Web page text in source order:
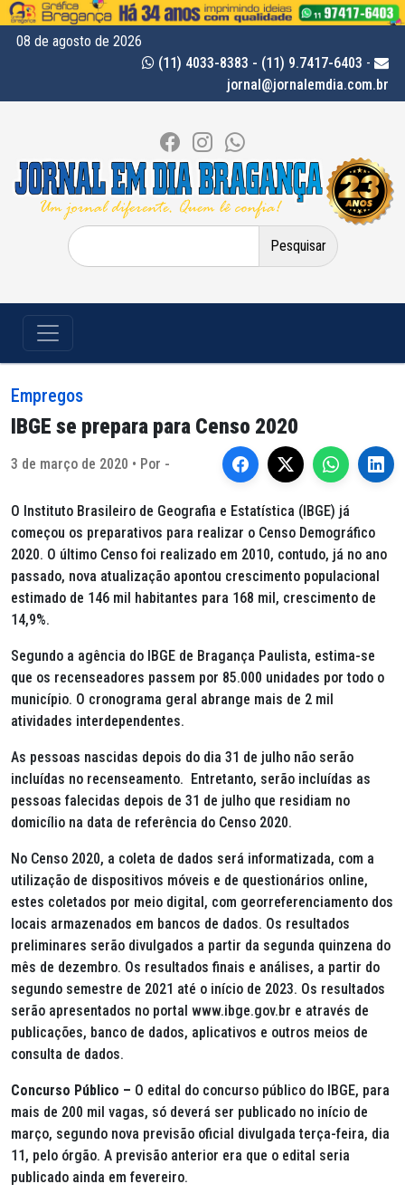
08 de agosto de 2026
(11) 4033-8383 - (11) 9.7417-6403 -
jornal@jornalemdia.com.br
Pesquisar
por:
Empregos
IBGE se prepara para Censo 2020
3 de março de 2020 • Por -
O Instituto Brasileiro de Geografia e Estatística (IBGE) já
começou os preparativos para realizar o Censo Demográfico
2020. O último Censo foi realizado em 2010, contudo, já no ano
passado, nova atualização apontou crescimento populacional
estimado de 146 mil habitantes para 168 mil, crescimento de
14,9%.
Segundo a agência do IBGE de Bragança Paulista, estima-se
que os recenseadores passem por 85.000 unidades por todo o
município. O cronograma geral abrange mais de 2 mil
atividades interdependentes.
As pessoas nascidas depois do dia 31 de julho não serão
incluídas no recenseamento. Entretanto, serão incluídas as
pessoas falecidas depois de 31 de julho que residiam no
domicílio na data de referência do Censo 2020.
No Censo 2020, a coleta de dados será informatizada, com a
utilização de dispositivos móveis e de questionários online,
estes coletados por meio digital, com georreferenciamento dos
locais armazenados em bancos de dados. Os resultados
preliminares serão divulgados a partir da segunda quinzena do
mês de dezembro. Os resultados finais e análises, a partir do
segundo semestre de 2021 até o início de 2023. Os resultados
serão apresentados no portal www.ibge.gov.br e através de
publicações, banco de dados, aplicativos e outros meios de
consulta de dados.
Concurso Público – O edital do concurso público do IBGE, para
mais de 200 mil vagas, só deverá ser publicado no início de
março, segundo nova previsão oficial divulgada terça-feira, dia
11, pelo órgão. A previsão anterior era que o edital seria
publicado ainda em fevereiro.